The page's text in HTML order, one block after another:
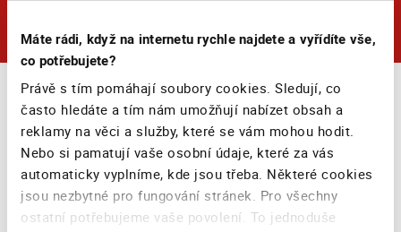
Máte rádi, když na internetu rychle najdete a vyřídíte vše,
co potřebujete?
Právě s tím pomáhají soubory cookies. Sledují, co
často hledáte a tím nám umožňují nabízet obsah a
reklamy na věci a služby, které se vám mohou hodit.
Nebo si pamatují vaše osobní údaje, které za vás
automaticky vyplníme, kde jsou třeba. Některé cookies
jsou nezbytné pro fungování stránek. Pro všechny
ostatní potřebujeme vaše povolení. To jednoduše